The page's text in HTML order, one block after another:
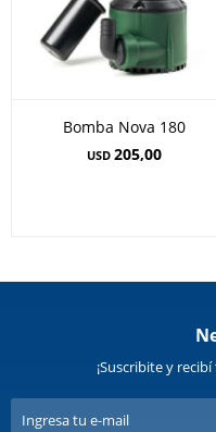
Bomba Nova 180
USD 205,00
¡Suscribite y